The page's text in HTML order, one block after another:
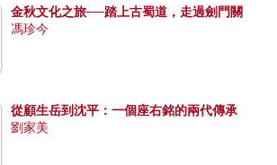
金秋文化之旅──踏上古蜀道，走過劍門關
馮珍今
從顧生岳到沈平：一個座右銘的兩代傳承
劉家美